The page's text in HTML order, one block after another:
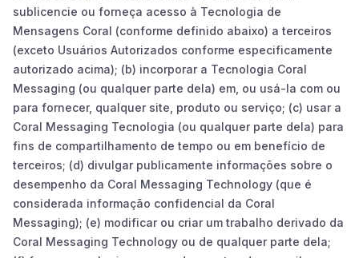
sublicencie ou forneça acesso à Tecnologia de
Mensagens Coral (conforme definido abaixo) a terceiros
(exceto Usuários Autorizados conforme especificamente
autorizado acima); (b) incorporar a Tecnologia Coral
Messaging (ou qualquer parte dela) em, ou usá-la com ou
para fornecer, qualquer site, produto ou serviço; (c) usar a
Coral Messaging Tecnologia (ou qualquer parte dela) para
fins de compartilhamento de tempo ou em benefício de
terceiros; (d) divulgar publicamente informações sobre o
desempenho da Coral Messaging Technology (que é
considerada informação confidencial da Coral
Messaging); (e) modificar ou criar um trabalho derivado da
Coral Messaging Technology ou de qualquer parte dela;